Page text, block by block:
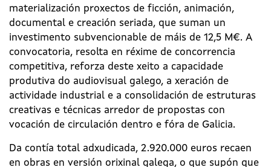
materialización proxectos de ficción, animación,
documental e creación seriada, que suman un
investimento subvencionable de máis de 12,5 M€. A
convocatoria, resolta en réxime de concorrencia
competitiva, reforza deste xeito a capacidade
produtiva do audiovisual galego, a xeración de
actividade industrial e a consolidación de estruturas
creativas e técnicas arredor de propostas con
vocación de circulación dentro e fóra de Galicia.
Da contía total adxudicada, 2.920.000 euros recaen
en obras en versión orixinal galega, o que supón que